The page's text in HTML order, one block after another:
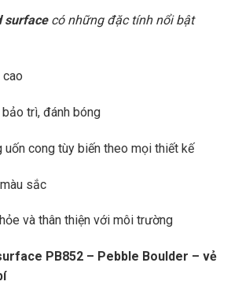
surface có những đặc tính nổi bật
trì, đánh bóng
uốn cong tùy biến theo mọi thiết kế
sắc
và thân thiện với môi trường
PB852 – Pebble Boulder – vẻ